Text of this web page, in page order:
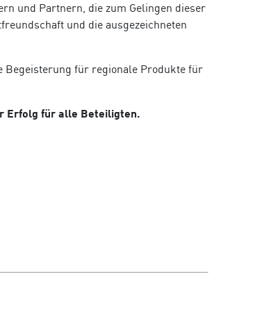
und Partnern, die zum Gelingen dieser
und die ausgezeichneten
Begeisterung für regionale Produkte für
Erfolg für alle Beteiligten.